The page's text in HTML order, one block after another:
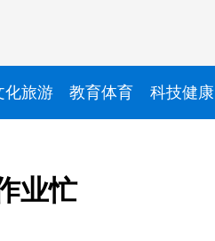
化旅游 教育体育 科技健康
业忙